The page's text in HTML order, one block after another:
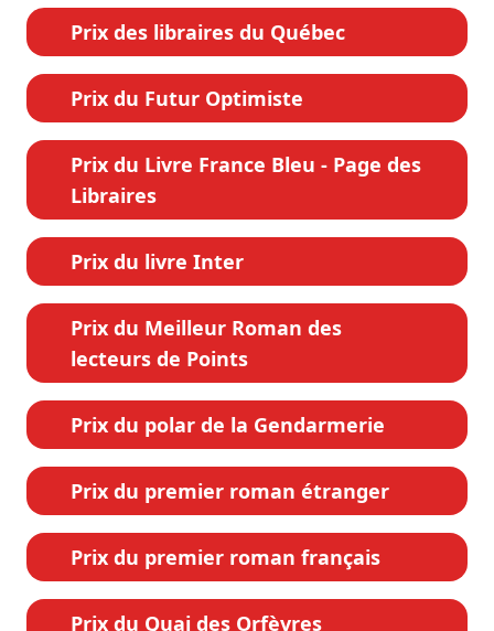
Prix des libraires du Québec
Prix du Futur Optimiste
Prix du Livre France Bleu - Page des
Libraires
Prix du livre Inter
Prix du Meilleur Roman des
lecteurs de Points
Prix du polar de la Gendarmerie
Prix du premier roman étranger
Prix du premier roman français
Prix du Quai des Orfèvres